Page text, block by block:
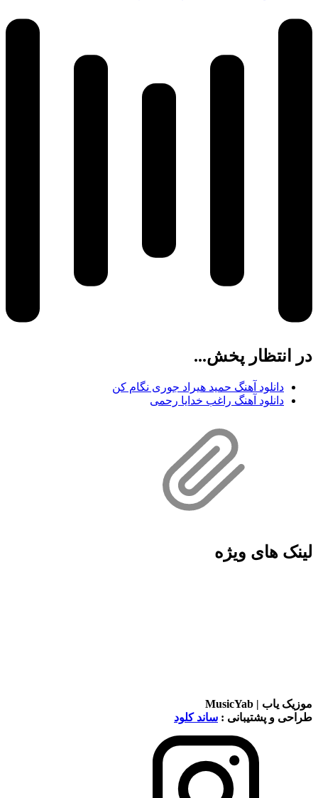
در انتظار پخش...
دانلود آهنگ حمید هیراد جوری نگام کن
دانلود آهنگ راغب خدایا رحمی
لینک های ویژه
موزیک یاب | MusicYab
طراحی و پشتیبانی : ساند کلود